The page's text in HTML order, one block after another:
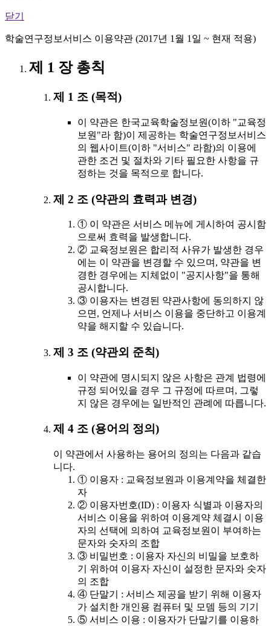
닫기
학술연구정보서비스 이용약관 (2017년 1월 1일 ~ 현재 적용)
제 1 장 총칙
제 1 조 (목적)
이 약관은 한국교육학술정보원(이하 "교육정
보원"라 함)이 제공하는 학술연구정보서비스
의 웹사이트(이하 "서비스" 라함)의 이용에
관한 조건 및 절차와 기타 필요한 사항을 규
정하는 것을 목적으로 합니다.
제 2 조 (약관의 효력과 변경)
① 이 약관은 서비스 메뉴에 게시하여 공시함
으로써 효력을 발생합니다.
② 교육정보원은 합리적 사유가 발생한 경우
에는 이 약관을 변경할 수 있으며, 약관을 변
경한 경우에는 지체없이 "공지사항"을 통해
공시합니다.
③ 이용자는 변경된 약관사항에 동의하지 않
으면, 언제나 서비스 이용을 중단하고 이용계
약을 해지할 수 있습니다.
제 3 조 (약관외 준칙)
이 약관에 명시되지 않은 사항은 관계 법령에
규정 되어있을 경우 그 규정에 따르며, 그렇
지 않은 경우에는 일반적인 관례에 따릅니다.
제 4 조 (용어의 정의)
이 약관에서 사용하는 용어의 정의는 다음과 같습
니다.
① 이용자 : 교육정보원과 이용계약을 체결한
자
② 이용자번호(ID) : 이용자 식별과 이용자의
서비스 이용을 위하여 이용계약 체결시 이용
자의 선택에 의하여 교육정보원이 부여하는
문자와 숫자의 조합
③ 비밀번호 : 이용자 자신의 비밀을 보호하
기 위하여 이용자 자신이 설정한 문자와 숫자
의 조합
④ 단말기 : 서비스 제공을 받기 위해 이용자
가 설치한 개인용 컴퓨터 및 모뎀 등의 기기
⑤ 서비스 이용 : 이용자가 단말기를 이용하